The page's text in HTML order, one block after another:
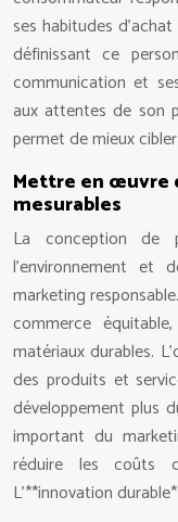
ses habitudes
définissant ce
communication et
aux attentes de son
permet de mieux
Mettre en œuvre
mesurables
La conception de
l’environnement
marketing
commerce
matériaux durables.
des produits et
développement plus
important du
réduire les coûts
L’**innovation